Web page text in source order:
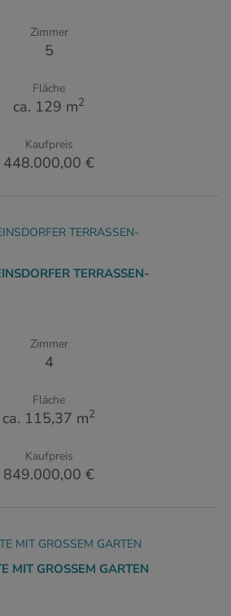
Zimmer
5
Fläche
ca. 129 m2
Kaufpreis
448.000,00 €
TERRASSEN-
Zimmer
4
Fläche
ca. 115,37 m2
Kaufpreis
849.000,00 €
MIT GROSSEM GARTEN